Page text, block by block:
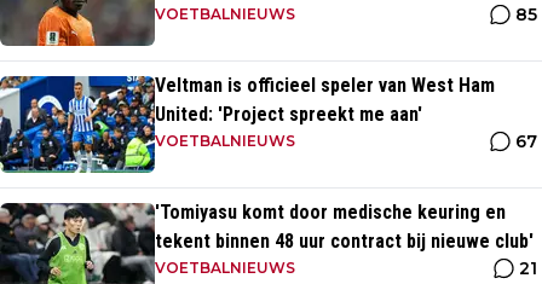
VOETBALNIEUWS 85
Veltman is officieel speler van West Ham
United: 'Project spreekt me aan'
VOETBALNIEUWS 67
'Tomiyasu komt door medische keuring en
tekent binnen 48 uur contract bij nieuwe club'
VOETBALNIEUWS 21